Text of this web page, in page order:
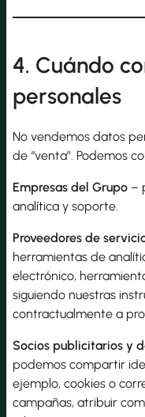
4. Cuándo
personales
No vendemos datos
de “venta”. Podemos
Empresas del Grupo –
analítica y soporte.
Proveedores de
herramientas de
electrónico,
siguiendo nuestras
contractualmente a
Socios publicitarios y
podemos compartir
ejemplo, cookies o
campañas, atribuir